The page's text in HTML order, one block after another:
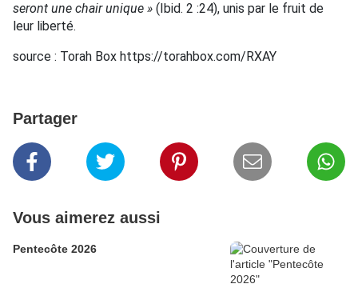
seront une chair unique » (Ibid. 2 :24), unis par le fruit de
leur liberté.
source : Torah Box https://torahbox.com/RXAY
Partager
Vous aimerez aussi
Pentecôte 2026